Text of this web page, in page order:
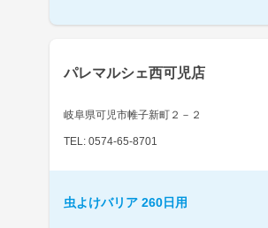
パレマルシェ西可児店
岐阜県可児市帷子新町２－２
TEL: 0574-65-8701
虫よけバリア 260日用